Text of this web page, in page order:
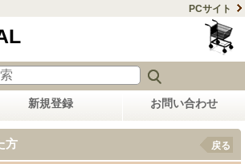
PCサイト
新規登録 お問い合わせ
方 戻る